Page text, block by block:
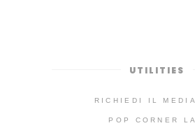
UTILITIES
RICHIEDI IL
POP CORNER